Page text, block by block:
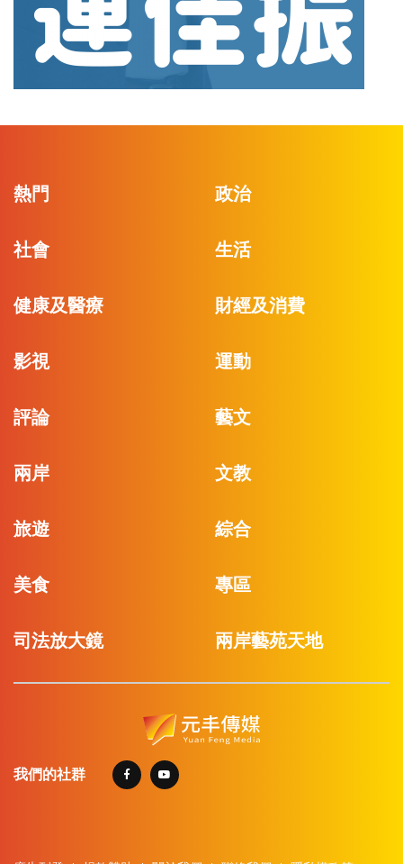
熱門 政治
社會 生活
健康及醫療 財經及消費
影視 運動
評論 藝文
兩岸 文教
旅遊 綜合
美食 專區
司法放大鏡 兩岸藝苑天地
我們的社群